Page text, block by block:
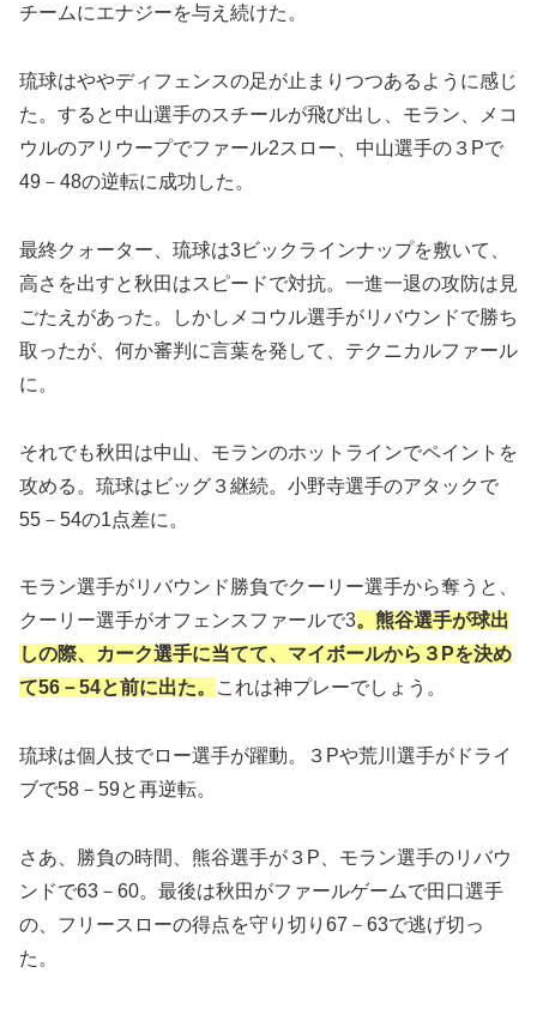
チームにエナジーを与え続けた。
琉球はややディフェンスの足が止まりつつあるように感じ
た。すると中山選手のスチールが飛び出し、モラン、メコ
ウルのアリウープでファール2スロー、中山選手の３Pで
49－48の逆転に成功した。
最終クォーター、琉球は3ビックラインナップを敷いて、
高さを出すと秋田はスピードで対抗。一進一退の攻防は見
ごたえがあった。しかしメコウル選手がリバウンドで勝ち
取ったが、何か審判に言葉を発して、テクニカルファール
に。
それでも秋田は中山、モランのホットラインでペイントを
攻める。琉球はビッグ３継続。小野寺選手のアタックで
55－54の1点差に。
モラン選手がリバウンド勝負でクーリー選手から奪うと、
クーリー選手がオフェンスファールで3。熊谷選手が球出
しの際、カーク選手に当てて、マイボールから３Pを決め
て56－54と前に出た。
これは神プレーでしょう。
琉球は個人技でロー選手が躍動。３Pや荒川選手がドライ
ブで58－59と再逆転。
さあ、勝負の時間、熊谷選手が３P、モラン選手のリバウ
ンドで63－60。最後は秋田がファールゲームで田口選手
の、フリースローの得点を守り切り67－63で逃げ切っ
た。